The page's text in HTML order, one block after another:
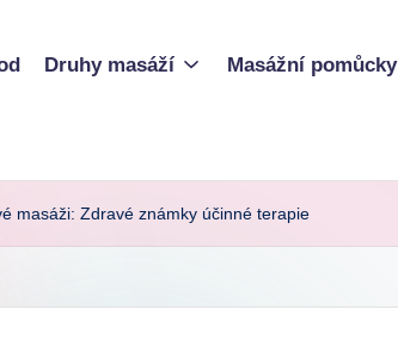
Druhy masáží Masážní pomůcky
masáži: Zdravé známky účinné terapie